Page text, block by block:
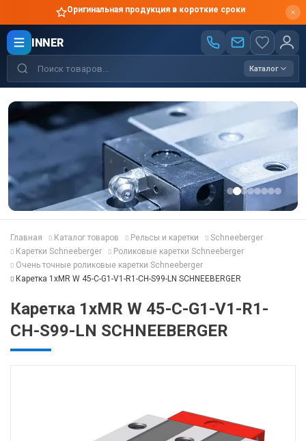
Оригинальная продукция в короткие сроки
INNER
Каталог
Главная Каталог товаров Рельсы и каретки
Schneeberger
Каретки Schneeberger
Роликовые каретки Schneeberger
Очень точные роликовые каретки Schneeberger
Каретка 1хMR W 45-C-G1-V1-R1-CH-S99-LN SCHNEEBERGER
Каретка 1хMR W 45-C-G1-V1-R1-
CH-S99-LN SCHNEEBERGER